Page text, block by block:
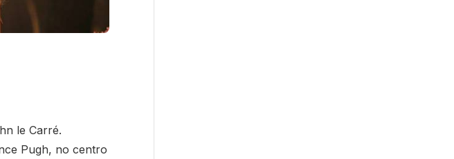
le Carré.
Pugh, no centro